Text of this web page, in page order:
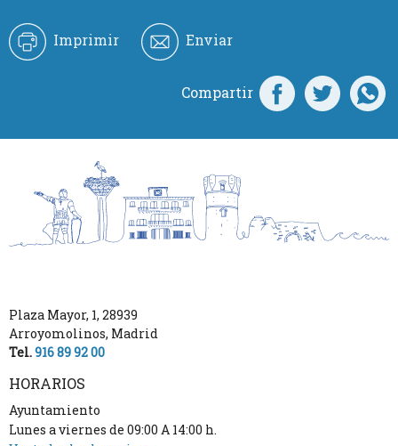
Imprimir Enviar
Compartir
Plaza Mayor, 1, 28939
Arroyomolinos, Madrid
Tel.916 89 92 00
HORARIOS
Ayuntamiento
Lunes a viernes de 09:00 A 14:00 h.